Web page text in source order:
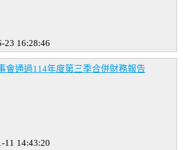
23 16:28:46
會通過114年度第三季合併財務報告
11 14:43:20